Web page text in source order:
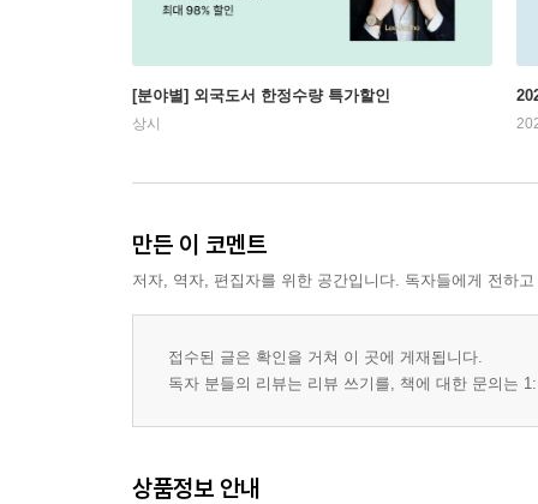
[분야별] 외국도서 한정수량 특가할인
상시
만든 이 코멘트
저자, 역자, 편집자를 위한 공간입니다. 독자들에게 전하
접수된 글은 확인을 거쳐 이 곳에 게재됩니다.
독자 분들의 리뷰는 리뷰 쓰기를, 책에 대한 문의는
상품정보 안내